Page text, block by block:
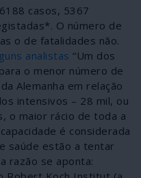
casos, 5367
O número de
o de fatalidades não.
analistas “Um dos
o menor número de
Alemanha em relação
intensivos – 28 mil, ou
o maior rácio de toda a
é considerada
saúde estão a tentar
razão se aponta: